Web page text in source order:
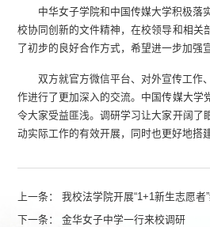
中华女子学院和中国传媒大学积极落
校协同创新的文件精神，在校领导和相关
了初步的良好合作方式，希望进一步加强
双方就官方微信平台、对外宣传工作
作进行了更加深入的交流。中国传媒大学
令大家受益匪浅。调研学习让大家开阔了
动实际工作的有效开展，同时也更好地搭
上一条：我校法学院开展“1+1新生志愿者
下一条：金华女子中学一行来校调研